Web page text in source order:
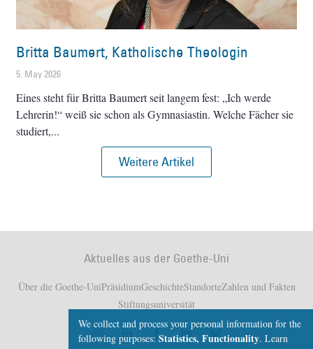
Britta Baumert, Katholische Theologin
5. May 2026
Eines steht für Britta Baumert seit langem fest: „Ich werde
Lehrerin!“ weiß sie schon als Gymnasiastin. Welche Fächer sie
studiert,
Weitere Artikel
Aktuelles aus der Goethe-Uni
Über die Goethe-UniPräsidiumGeschichteStandorteZahlen und Fakten
Stiftungsuniversität
We collect and process your personal information for the
following purposes: Statistics, Functionality. Learn